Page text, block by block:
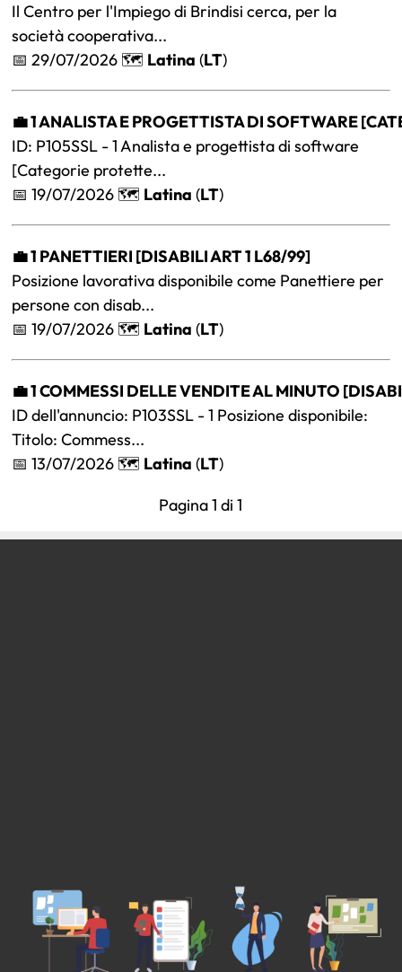
Il Centro per l'Impiego di Brindisi cerca, per la
società cooperativa...
📅 29/07/2026 🗺️ Latina (LT)
💼 1 ANALISTA E PROGETTISTA DI SOFTWARE
ID: P105SSL - 1 Analista e progettista di software
[Categorie protette...
📅 19/07/2026 🗺️ Latina (LT)
💼 1 PANETTIERI [DISABILI ART 1 L68/99]
Posizione lavorativa disponibile come Panettiere per
persone con disab...
📅 19/07/2026 🗺️ Latina (LT)
💼 1 COMMESSI DELLE VENDITE AL MINUTO
ID dell'annuncio: P103SSL - 1 Posizione disponibile:
Titolo: Commess...
📅 13/07/2026 🗺️ Latina (LT)
Pagina 1 di 1